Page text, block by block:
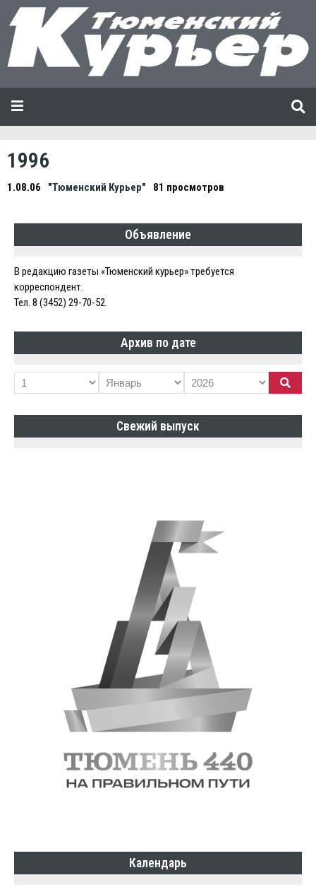
1996
1.08.06 "Тюменский Курьер" 81 просмотров
Объявление
В редакцию газеты «Тюменский курьер» требуется
корреспондент.
Тел. 8 (3452) 29-70-52.
Архив по дате
Свежий выпуск
Календарь